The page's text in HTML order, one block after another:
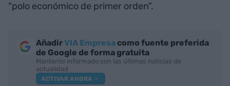
“polo económico de primer orden”.
AñadirVIA Empresa como fuente preferida
de Google de forma gratuita
Mantente informado con las últimas noticias de
actualidad
ACTIVAR AHORA